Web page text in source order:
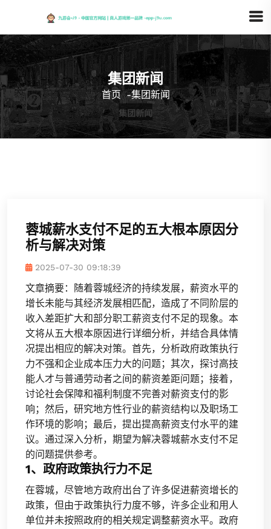
集团新闻
首页 -集团新闻
蓉城薪水支付不足的五大根本原因分
析与解决对策
2025-07-30 09:18:39
文章摘要：随着蓉城经济的持续发展，薪资水平的
增长未能与其经济发展相匹配，造成了不同阶层的
收入差距扩大和部分职工薪资支付不足的现象。本
文将从五大根本原因进行详细分析，并结合具体情
况提出相应的解决对策。首先，分析政府政策执行
力不强和企业成本压力大的问题；其次，探讨高技
能人才与普通劳动者之间的薪资差距问题；接着，
讨论社会保障和福利制度不完善对薪资支付的影
响；然后，研究地方性行业的薪资结构以及职场工
作环境的影响；最后，提出提高薪资支付水平的建
议。通过深入分析，期望为解决蓉城薪水支付不足
的问题提供参考。
1、政府政策执行力不足
在蓉城，尽管地方政府出台了许多促进薪资增长的
政策，但由于政策执行力度不够，许多企业和用人
单位并未按照政府的相关规定调整薪资水平。政府